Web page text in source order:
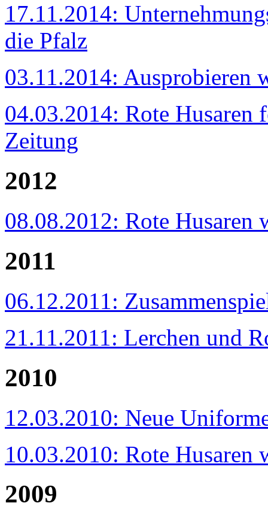
17.11.2014:
die Pfalz
03.11.2014: Ausprobieren
04.03.2014: Rote
Zeitung
2012
08.08.2012: Rote Husaren
2011
06.12.2011:
21.11.2011: Lerchen und
2010
12.03.2010: Neue
10.03.2010: Rote Husaren
2009